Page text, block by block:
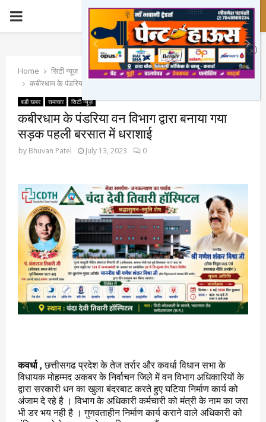
PRIMARY
Home
सिटी न्यूज़
कबीरधाम के पंडरिया वन विभाग द्वारा बनाया गया सड़क पहली बरसात में धराशाई
बड़ी खबर समाचार सिटी न्यूज़
कबीरधाम के पंडरिया वन विभाग द्वारा बनाया गया
सड़क पहली बरसात में धराशाई
by Bhuvan Patel July 13, 2023 0
कवर्धा, छत्तीसगढ प्रदेश के तेज तर्रार और कवर्धा विधान सभा के
विधायक मोहम्मद अकबर के निर्वाचन जिले में वन विभाग अधिकारियों के
द्वारा सरकारी धन का खुला बंदरबाट करते हुए घटिया निर्माण कार्य को
अंजाम दे रहे है । विभाग के अधिकारी कर्मचारी को मंत्री के नाम का जरा
भी डर भय नही है । गुणवताहीन निर्माण कार्य कराने वाले अधिकारी को